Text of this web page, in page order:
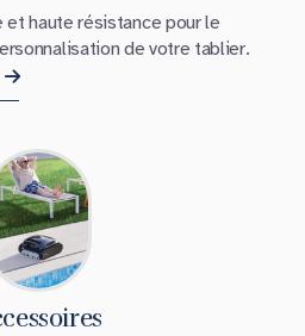
et haute résistance pour le
de votre tablier.